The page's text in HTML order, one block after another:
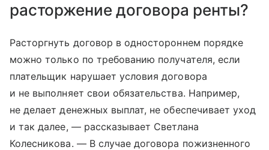
расторжение договора ренты?
Расторгнуть договор в одностороннем порядке
можно только по требованию получателя, если
плательщик нарушает условия договора
и не выполняет свои обязательства. Например,
не делает денежных выплат, не обеспечивает уход
и так далее, — рассказывает Светлана
Колесникова. — В случае договора пожизненного